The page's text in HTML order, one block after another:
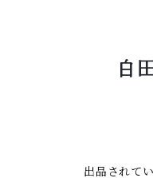
白
出品されて